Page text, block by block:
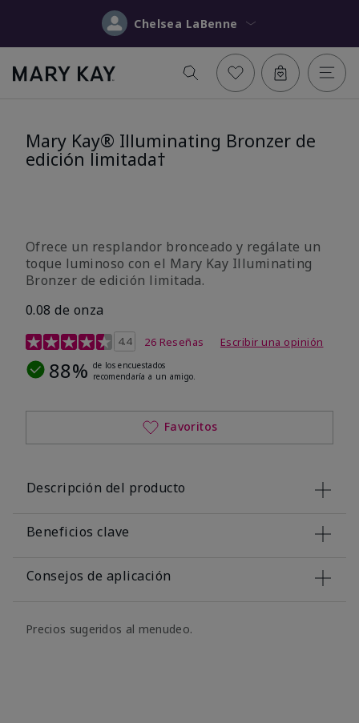
Chelsea LaBenne
Mary Kay® Illuminating Bronzer de
edición limitada†
Ofrece un resplandor bronceado y regálate un
toque luminoso con el Mary Kay Illuminating
Bronzer de edición limitada.
0.08 de onza
Calificación de clientes de 4 de 5
4.4 26 Reseñas Escribir una opinión
88% de los encuestados
recomendaría a un amigo.
Favoritos
Descripción del producto
Beneficios clave
Consejos de aplicación
Precios sugeridos al menudeo.